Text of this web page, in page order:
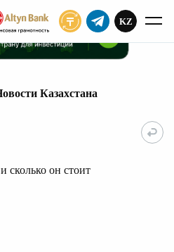
KZ
Казахстана
сколько он стоит